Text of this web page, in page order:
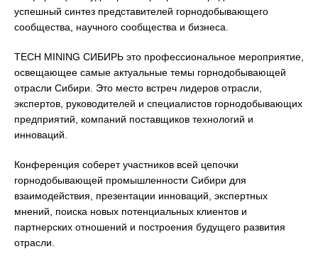
успешный синтез представителей горнодобывающего
сообщества, научного сообщества и бизнеса.
TECH MINING CИБИРЬ это профессиональное мероприятие,
освещающее самые актуальные темы горнодобывающей
отрасли Сибири. Это место встреч лидеров отрасли,
экспертов, руководителей и специалистов горнодобывающих
предприятий, компаний поставщиков технологий и
инноваций.
Конференция соберет участников всей цепочки
горнодобывающей промышленности Сибири для
взаимодействия, презентации инноваций, экспертных
мнений, поиска новых потенциальных клиентов и
партнерских отношений и построения будущего развития
отрасли.